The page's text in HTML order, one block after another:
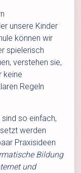
unsere Kinder
können wir
spielerisch
verstehen sie,
keine
Regeln
so einfach,
werden
Praxisideen
Bildung
und